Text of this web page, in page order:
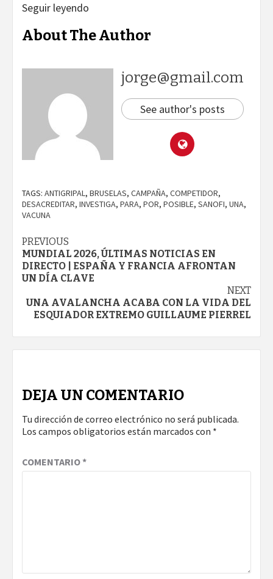
Seguir leyendo
About The Author
jorge@gmail.com
See author's posts
TAGS: ANTIGRIPAL, BRUSELAS, CAMPAÑA, COMPETIDOR,
DESACREDITAR, INVESTIGA, PARA, POR, POSIBLE, SANOFI, UNA,
VACUNA
Continue
Reading
PREVIOUS
MUNDIAL 2026, ÚLTIMAS NOTICIAS EN
DIRECTO | ESPAÑA Y FRANCIA AFRONTAN
UN DÍA CLAVE
NEXT
UNA AVALANCHA ACABA CON LA VIDA DEL
ESQUIADOR EXTREMO GUILLAUME PIERREL
DEJA UN COMENTARIO
Tu dirección de correo electrónico no será publicada.
Los campos obligatorios están marcados con *
COMENTARIO*